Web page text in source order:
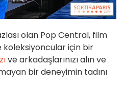
olan Pop Central, film
koleksiyoncular için bir
ve arkadaşlarınızı alın ve
bir deneyimin tadını